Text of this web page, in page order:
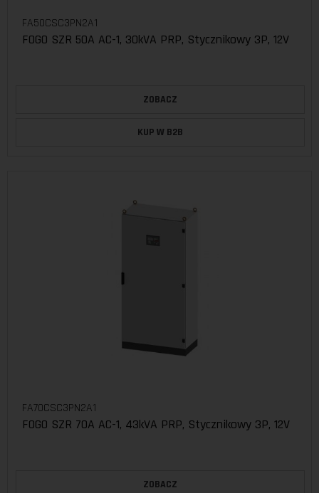
FA50CSC3PN2A1
FOGO SZR 50A AC-1, 30kVA PRP, Stycznikowy 3P, 12V
ZOBACZ
KUP W B2B
FA70CSC3PN2A1
FOGO SZR 70A AC-1, 43kVA PRP, Stycznikowy 3P, 12V
ZOBACZ